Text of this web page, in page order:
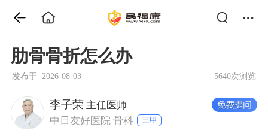
肋骨骨折怎么办
发布于 2026-08-03 5640次浏览
李子荣 主任医师
中日友好医院 骨科
三甲